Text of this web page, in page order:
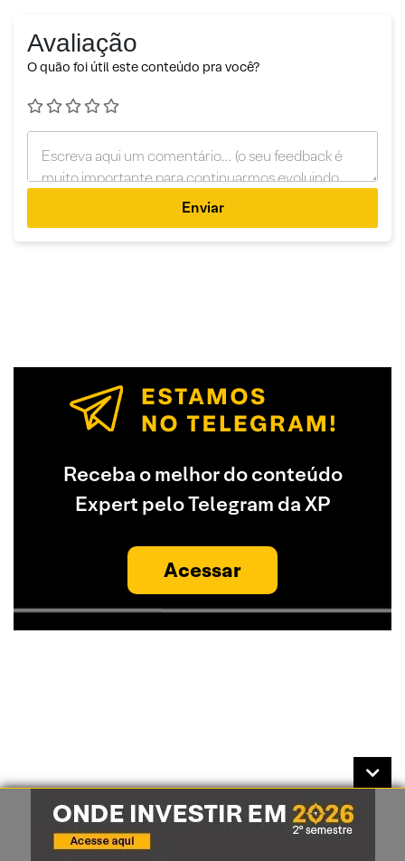
Avaliação
O quão foi útil este conteúdo pra você?
Enviar
Receba o melhor do conteúdo
Expert pelo Telegram da XP
Acessar
Relatórios Relacionados